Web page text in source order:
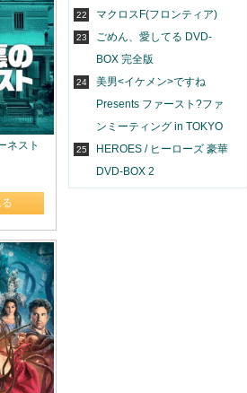
ネスト
22 マクロスF(フロンティア)
23
ごめん、愛してる DVD-
BOX 完全版
24
美男<イケメン>ですね
Presents ファースト?ファ
ンミーティング in TOKYO
25
HEROES / ヒーローズ 豪華
DVD-BOX 2